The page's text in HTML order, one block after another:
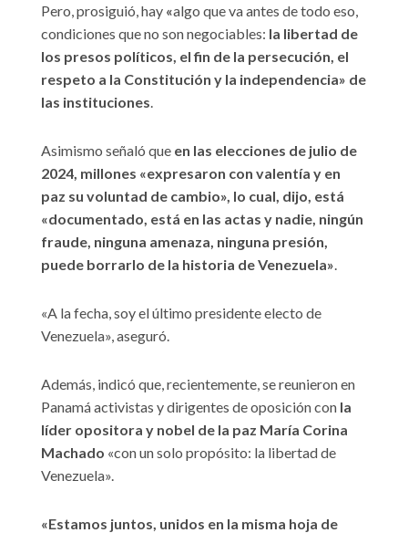
Pero, prosiguió, hay «algo que va antes de todo eso,
condiciones que no son negociables: la libertad de
los presos políticos, el fin de la persecución, el
respeto a la Constitución y la independencia» de
las instituciones.
Asimismo señaló que en las elecciones de julio de
2024, millones «expresaron con valentía y en
paz su voluntad de cambio», lo cual, dijo, está
«documentado, está en las actas y nadie, ningún
fraude, ninguna amenaza, ninguna presión,
puede borrarlo de la historia de Venezuela».
«A la fecha, soy el último presidente electo de
Venezuela», aseguró.
Además, indicó que, recientemente, se reunieron en
Panamá activistas y dirigentes de oposición con la
líder opositora y nobel de la paz María Corina
Machado «con un solo propósito: la libertad de
Venezuela».
«Estamos juntos, unidos en la misma hoja de